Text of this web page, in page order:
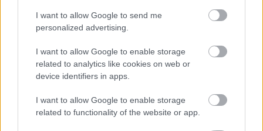
I want to allow Google to send me
personalized advertising.
I want to allow Google to enable storage
related to analytics like cookies on web or
device identifiers in apps.
I want to allow Google to enable storage
related to functionality of the website or app.
Ακολουθήστε τοinsider.gr στο Google News
από την Ελλάδα και τον κόσμο.